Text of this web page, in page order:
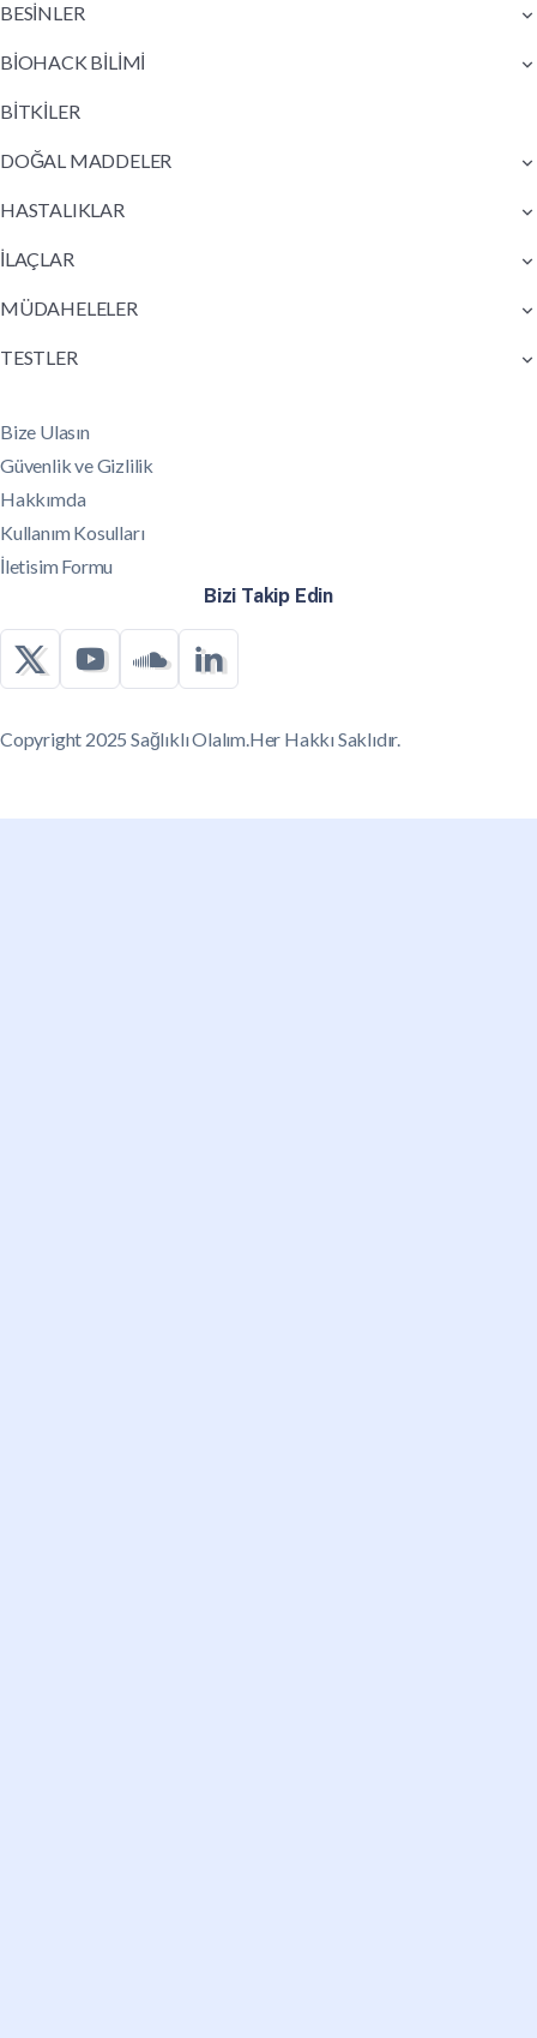
BESİNLER
BİOHACK BİLİMİ
BİTKİLER
DOĞAL MADDELER
HASTALIKLAR
İLAÇLAR
MÜDAHELELER
TESTLER
Bize Ulasın
Güvenlik ve Gizlilik
Hakkımda
Kullanım Kosulları
İletisim Formu
Bizi Takip Edin
Copyright 2025 Sağlıklı Olalım.Her Hakkı Saklıdır.